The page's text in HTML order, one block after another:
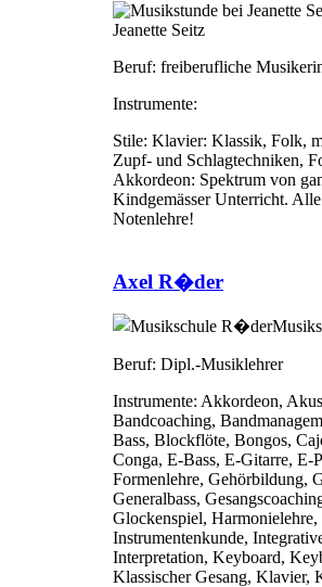
Jeanette Seitz
Beruf: freiberufliche
Instrumente:
Stile: Klavier: Klassik, Folk,
Zupf- und Schlagtechniken,
Akkordeon: Spektrum von
Kindgemässer Unterricht.
Notenlehre!
Axel R�der
Beruf: Dipl.-Musiklehrer
Instrumente: Akkordeon,
Bandcoaching,
Bass, Blockflöte, Bongos,
Conga, E-Bass, E-Gitarre, E-
Formenlehre, Gehörbildung,
Generalbass,
Glockenspiel,
Instrumentenkunde,
Interpretation, Keyboard,
Klassischer Gesang, Klavier,